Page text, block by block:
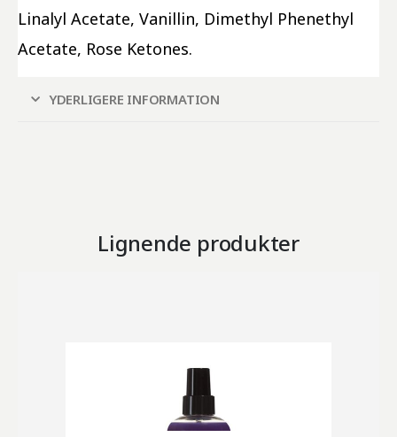
Linalyl Acetate, Vanillin, Dimethyl Phenethyl
Acetate, Rose Ketones.
YDERLIGERE INFORMATION
Lignende produkter